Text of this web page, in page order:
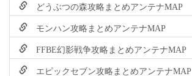
どうぶつの森攻略まとめアンテナMAP
モンハン攻略まとめアンテナMAP
FFBE幻影戦争攻略まとめアンテナMAP
エピックセブン攻略まとめアンテナMAP